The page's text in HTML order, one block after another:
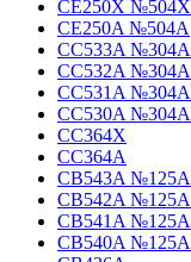
CE250X №504X
CE250A №504A
CC533A №304A
CC532A №304A
CC531A №304A
CC530A №304A
CC364X
CC364A
CB543A №125A
CB542A №125A
CB541A №125A
CB540A №125A